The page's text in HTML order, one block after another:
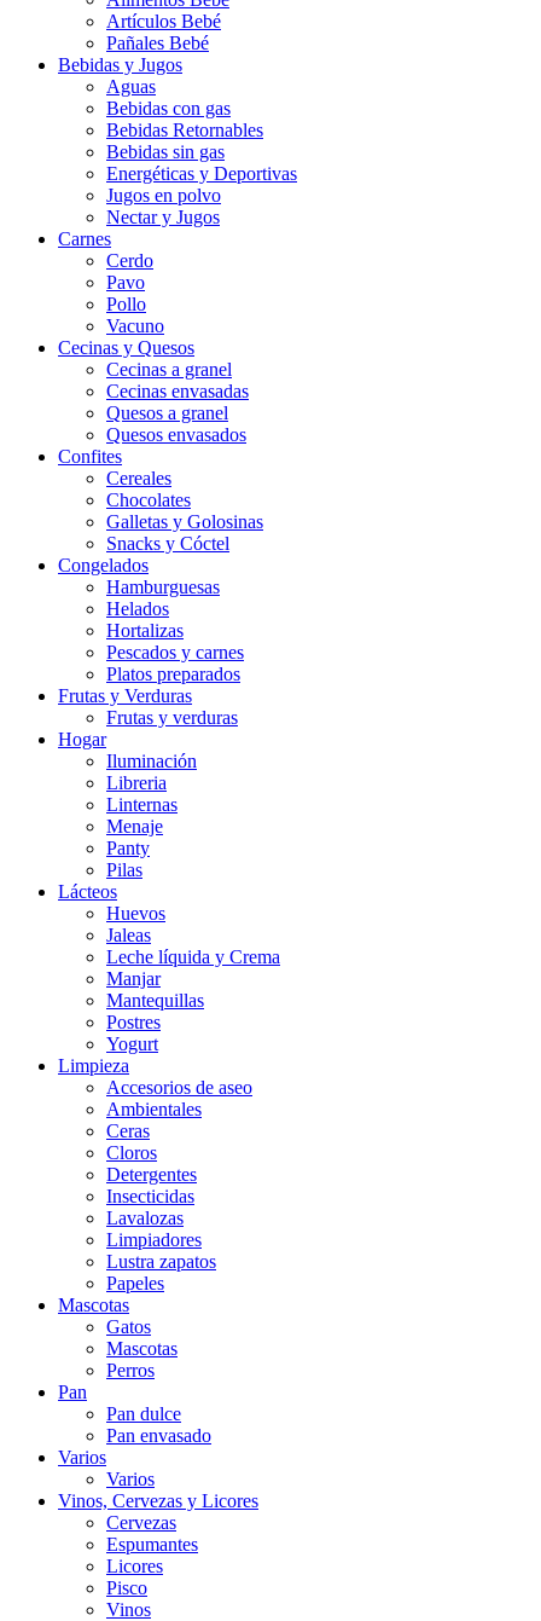
Artículos Bebé
Pañales Bebé
Bebidas y Jugos
Aguas
Bebidas con gas
Bebidas Retornables
Bebidas sin gas
Energéticas y Deportivas
Jugos en polvo
Nectar y Jugos
Carnes
Cerdo
Pavo
Pollo
Vacuno
Cecinas y Quesos
Cecinas a granel
Cecinas envasadas
Quesos a granel
Quesos envasados
Confites
Cereales
Chocolates
Galletas y Golosinas
Snacks y Cóctel
Congelados
Hamburguesas
Helados
Hortalizas
Pescados y carnes
Platos preparados
Frutas y Verduras
Frutas y verduras
Hogar
Iluminación
Libreria
Linternas
Menaje
Panty
Pilas
Lácteos
Huevos
Jaleas
Leche líquida y Crema
Manjar
Mantequillas
Postres
Yogurt
Limpieza
Accesorios de aseo
Ambientales
Ceras
Cloros
Detergentes
Insecticidas
Lavalozas
Limpiadores
Lustra zapatos
Papeles
Mascotas
Gatos
Mascotas
Perros
Pan
Pan dulce
Pan envasado
Varios
Varios
Vinos, Cervezas y Licores
Cervezas
Espumantes
Licores
Pisco
Vinos